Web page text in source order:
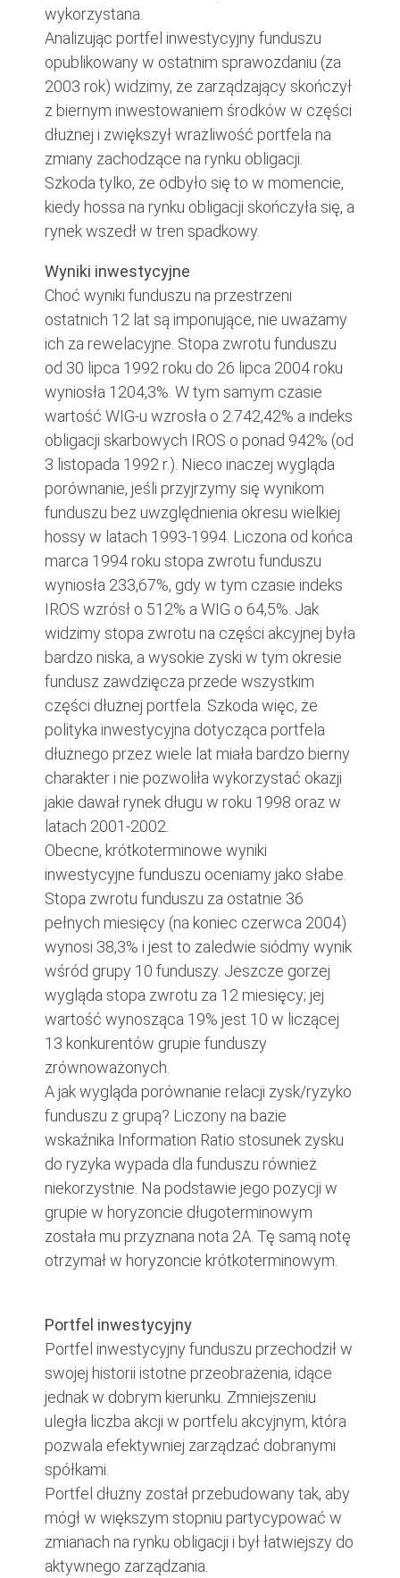
wykorzystana.
Analizując portfel inwestycyjny funduszu
opublikowany w ostatnim sprawozdaniu (za
2003 rok) widzimy, że zarządzający skończył
z biernym inwestowaniem środków w części
dłużnej i zwiększył wrażliwość portfela na
zmiany zachodzące na rynku obligacji.
Szkoda tylko, że odbyło się to w momencie,
kiedy hossa na rynku obligacji skończyła się, a
rynek wszedł w tren spadkowy.
Wyniki inwestycyjne
Choć wyniki funduszu na przestrzeni
ostatnich 12 lat są imponujące, nie uważamy
ich za rewelacyjne. Stopa zwrotu funduszu
od 30 lipca 1992 roku do 26 lipca 2004 roku
wyniosła 1204,3%. W tym samym czasie
wartość WIG-u wzrosła o 2.742,42% a indeks
obligacji skarbowych IROS o ponad 942% (od
3 listopada 1992 r.). Nieco inaczej wygląda
porównanie, jeśli przyjrzymy się wynikom
funduszu bez uwzględnienia okresu wielkiej
hossy w latach 1993-1994. Liczona od końca
marca 1994 roku stopa zwrotu funduszu
wyniosła 233,67%, gdy w tym czasie indeks
IROS wzrósł o 512% a WIG o 64,5%. Jak
widzimy stopa zwrotu na części akcyjnej była
bardzo niska, a wysokie zyski w tym okresie
fundusz zawdzięcza przede wszystkim
części dłużnej portfela. Szkoda więc, że
polityka inwestycyjna dotycząca portfela
dłużnego przez wiele lat miała bardzo bierny
charakter i nie pozwoliła wykorzystać okazji
jakie dawał rynek długu w roku 1998 oraz w
latach 2001-2002.
Obecne, krótkoterminowe wyniki
inwestycyjne funduszu oceniamy jako słabe.
Stopa zwrotu funduszu za ostatnie 36
pełnych miesięcy (na koniec czerwca 2004)
wynosi 38,3% i jest to zaledwie siódmy wynik
wśród grupy 10 funduszy. Jeszcze gorzej
wygląda stopa zwrotu za 12 miesięcy; jej
wartość wynosząca 19% jest 10 w liczącej
13 konkurentów grupie funduszy
zrównoważonych.
A jak wygląda porównanie relacji zysk/ryzyko
funduszu z grupą? Liczony na bazie
wskaźnika Information Ratio stosunek zysku
do ryzyka wypada dla funduszu również
niekorzystnie. Na podstawie jego pozycji w
grupie w horyzoncie długoterminowym
została mu przyznana nota 2A. Tę samą notę
otrzymał w horyzoncie krótkoterminowym.
Portfel inwestycyjny
Portfel inwestycyjny funduszu przechodził w
swojej historii istotne przeobrażenia, idące
jednak w dobrym kierunku. Zmniejszeniu
uległa liczba akcji w portfelu akcyjnym, która
pozwala efektywniej zarządzać dobranymi
spółkami.
Portfel dłużny został przebudowany tak, aby
mógł w większym stopniu partycypować w
zmianach na rynku obligacji i był łatwiejszy do
aktywnego zarządzania.